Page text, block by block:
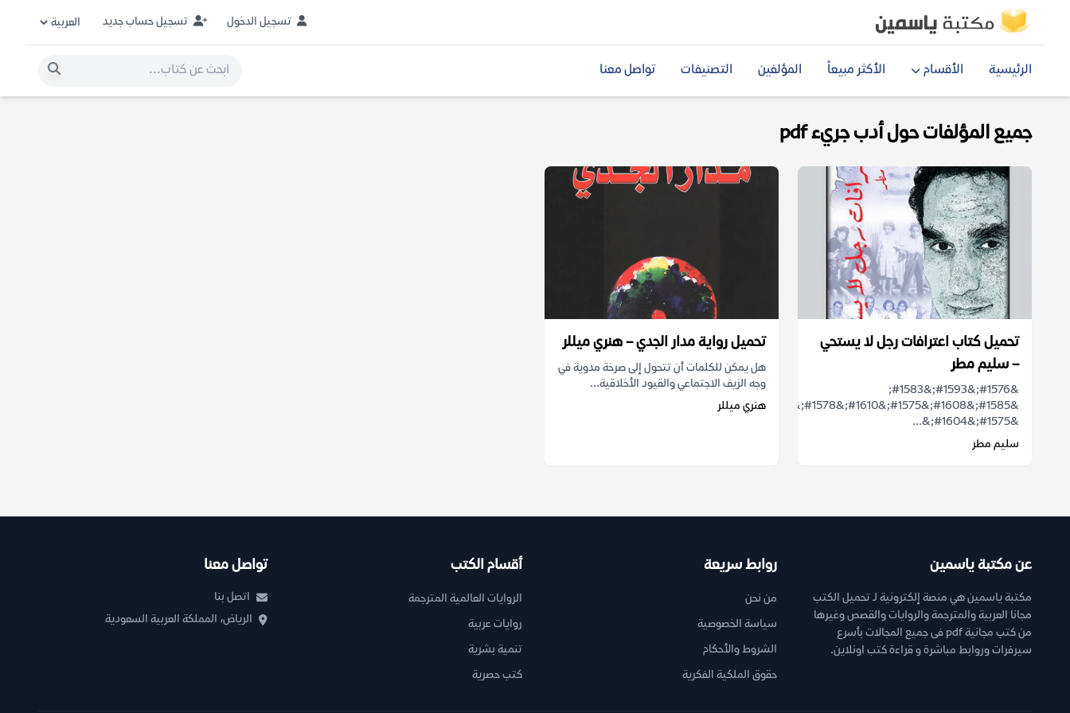
تسجيل الدخول تسجيل حساب جديد
الرئيسية الأقسام الأكثر مبيعاً المؤلفين التصنيفات تواصل معنا
جميع المؤلفات حول أدب جريء pdf
تحميل كتاب اعترافات رجل لا يستحي
– سليم مطر
&#1576;&#1593;&#1583;
&#1585;&#1608;&#1575;&#1610;&#1578;&#1607;
&#1575;&#1604;&...
سليم مطر
تحميل رواية مدار الجدي – هنري ميللر
هل يمكن للكلمات أن تتحول إلى صرخة مدوية في
وجه الزيف الاجتماعي والقيود الأخلاقية...
هنري ميللر
عن مكتبة ياسمين
مكتبة ياسمين هي منصة إلكترونية لـ تحميل الكتب
مجانا العربية والمترجمة والروايات والقصص وغيرها
من كتب مجانية pdf فى جميع المجالات بأسرع
سيرفرات وروابط مباشرة و قراءة كتب اونلاين.
روابط سريعة
من نحن
سياسة الخصوصية
الشروط والأحكام
حقوق الملكية الفكرية
أقسام الكتب
الروايات العالمية المترجمة
روايات عربية
تنمية بشرية
كتب حصرية
تواصل معنا
اتصل بنا
الرياض، المملكة العربية السعودية